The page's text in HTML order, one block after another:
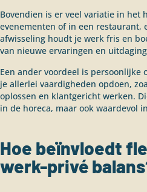
Bovendien is er veel variatie in het
evenementen of in een restaurant,
afwisseling houdt je werk fris en
van nieuwe ervaringen en
Een ander voordeel is persoonlijke
je allerlei vaardigheden opdoen,
oplossen en klantgericht werken.
in de horeca, maar ook waardevol
Hoe beïnvloedt
werk-privé